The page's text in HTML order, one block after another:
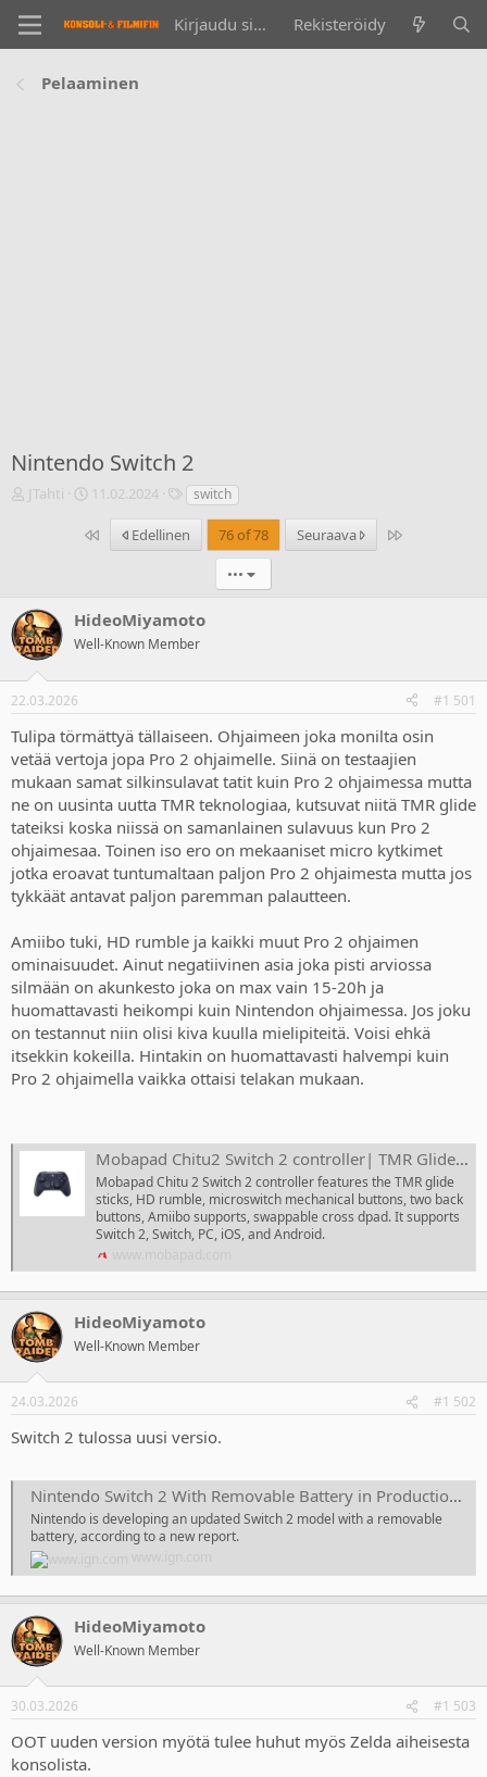
Kirjaudu sisään Rekisteröidy
Pelaaminen
Nintendo Switch 2
V
k
e
t
u
n
a
l
o
i
t
t
a
j
a
JTahti
A
o
p
ä
v
m
ä
ä
r
ä
11.02.2024
T
n
n
e
e
switch
Ensimmäinen
Edellinen 76 of 78 Seuraava Last
•••
HideoMiyamoto
Well-Known Member
22.03.2026 #1 501
Tulipa törmättyä tällaiseen. Ohjaimeen joka monilta osin
vetää vertoja jopa Pro 2 ohjaimelle. Siinä on testaajien
mukaan samat silkinsulavat tatit kuin Pro 2 ohjaimessa mutta
ne on uusinta uutta TMR teknologiaa, kutsuvat niitä TMR glide
tateiksi koska niissä on samanlainen sulavuus kun Pro 2
ohjaimesaa. Toinen iso ero on mekaaniset micro kytkimet
jotka eroavat tuntumaltaan paljon Pro 2 ohjaimesta mutta jos
tykkäät antavat paljon paremman palautteen.
Amiibo tuki, HD rumble ja kaikki muut Pro 2 ohjaimen
ominaisuudet. Ainut negatiivinen asia joka pisti arviossa
silmään on akunkesto joka on max vain 15-20h ja
huomattavasti heikompi kuin Nintendon ohjaimessa. Jos joku
on testannut niin olisi kiva kuulla mielipiteitä. Voisi ehkä
itsekkin kokeilla. Hintakin on huomattavasti halvempi kuin
Pro 2 ohjaimella vaikka ottaisi telakan mukaan.
Mobapad Chitu2 Switch 2 controller| TMR Glide Sticks| switch 2 pro controller
Mobapad Chitu 2 Switch 2 controller features the TMR glide
sticks, HD rumble, microswitch mechanical buttons, two back
buttons, Amiibo supports, swappable cross dpad. It supports
Switch 2, Switch, PC, iOS, and Android.
HideoMiyamoto
Well-Known Member
24.03.2026 #1 502
Switch 2 tulossa uusi versio.
Nintendo Switch 2 With Removable Battery in Production, Report Reveals — But Only for Europe
Nintendo is developing an updated Switch 2 model with a removable
battery, according to a new report.
HideoMiyamoto
Well-Known Member
30.03.2026 #1 503
OOT uuden version myötä tulee huhut myös Zelda aiheisesta
konsolista.